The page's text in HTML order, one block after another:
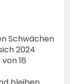
Schwächen
2024
16